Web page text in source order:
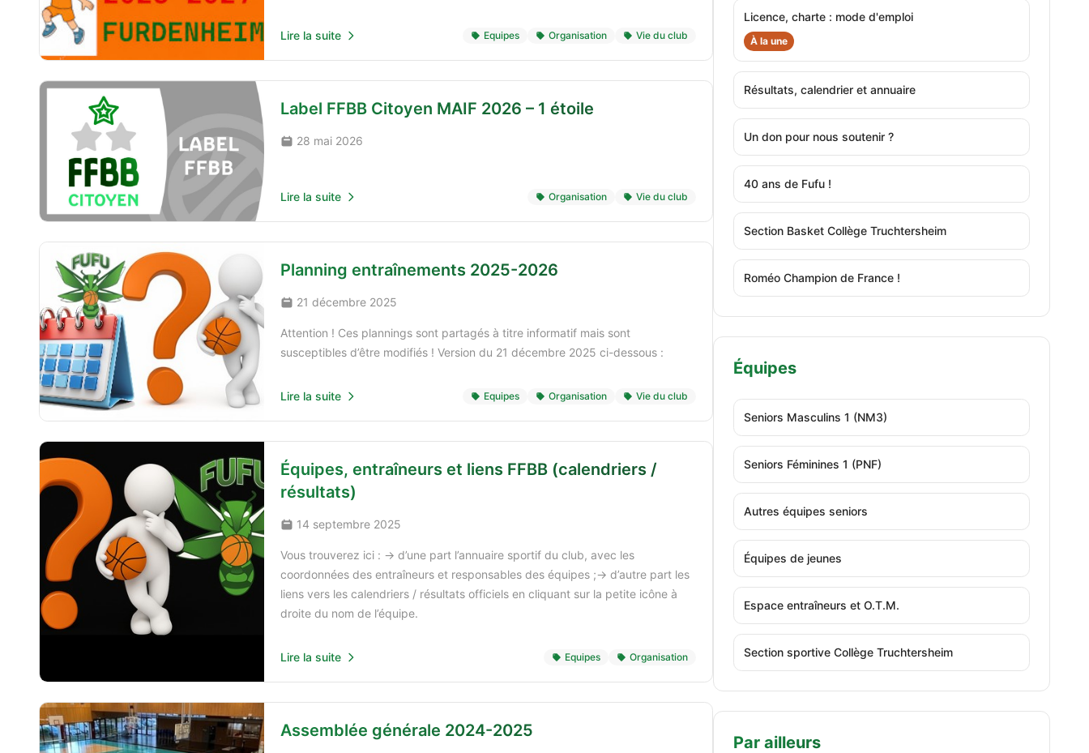
Lire la suite Equipes Organisation Vie du club
Label FFBB Citoyen MAIF 2026 – 1 étoile
28 mai 2026
Lire la suite Organisation Vie du club
Planning entraînements 2025-2026
21 décembre 2025
Attention ! Ces plannings sont partagés à titre informatif mais sont
susceptibles d’être modifiés ! Version du 21 décembre 2025 ci-dessous :
Lire la suite Equipes Organisation Vie du club
Équipes, entraîneurs et liens FFBB (calendriers /
résultats)
14 septembre 2025
Vous trouverez ici : -> d’une part l’annuaire sportif du club, avec les
coordonnées des entraîneurs et responsables des équipes ;-> d’autre part les
liens vers les calendriers / résultats officiels en cliquant sur la petite icône à
droite du nom de l’équipe.
Lire la suite Equipes Organisation
Assemblée générale 2024-2025
Licence, charte : mode d'emploi
À la une
Résultats, calendrier et annuaire
Un don pour nous soutenir ?
40 ans de Fufu !
Section Basket Collège Truchtersheim
Roméo Champion de France !
Équipes
Seniors Masculins 1 (NM3)
Seniors Féminines 1 (PNF)
Autres équipes seniors
Équipes de jeunes
Espace entraîneurs et O.T.M.
Section sportive Collège Truchtersheim
Par ailleurs